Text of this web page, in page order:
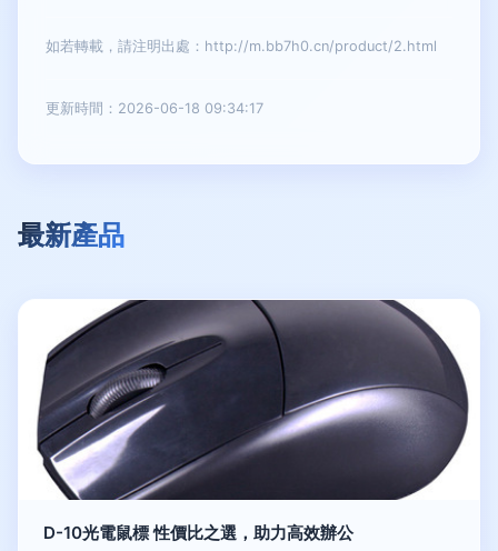
如若轉載，請注明出處：http://m.bb7h0.cn/product/2.html
更新時間：2026-06-18 09:34:17
最新產品
D-10光電鼠標 性價比之選，助力高效辦公